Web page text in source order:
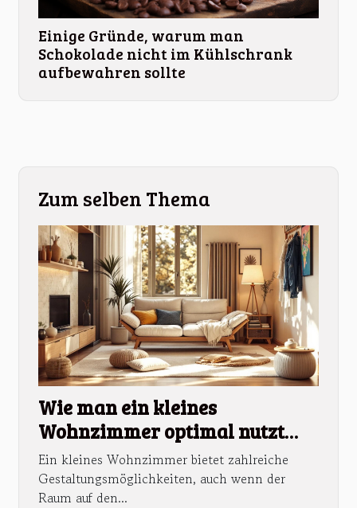
Einige Gründe, warum man
Schokolade nicht im Kühlschrank
aufbewahren sollte
Zum selben Thema
Wie man ein kleines
Wohnzimmer optimal nutzt
und einrichtet
Ein kleines Wohnzimmer bietet zahlreiche
Gestaltungsmöglichkeiten, auch wenn der
Raum auf den...